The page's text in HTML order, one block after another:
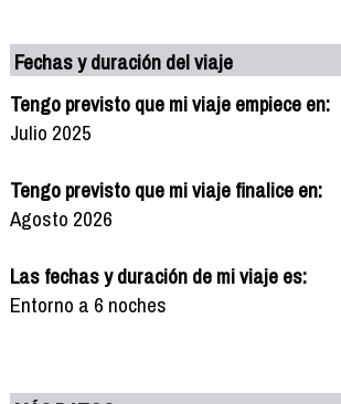
Fechas y duración del viaje
Tengo previsto que mi viaje empiece en:
Julio 2025
Tengo previsto que mi viaje finalice en:
Agosto 2026
Las fechas y duración de mi viaje es:
Entorno a 6 noches